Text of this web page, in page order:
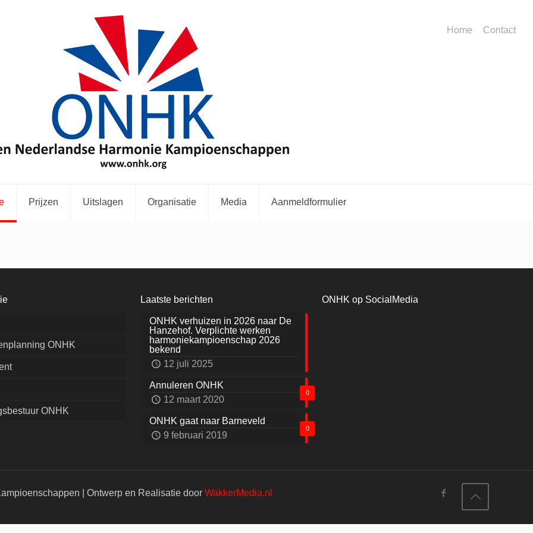
Prijzen Uitslagen Organisatie Media Aanmeldformulier
Home Contact
ONHK
ONHK
Laatste berichten
ONHK verhuizen in 2026 naar De
Hanzehof. Verplichte werken
harmoniekampioenschap 2026
bekend
12 juli 2025
0
Annuleren ONHK
12 maart 2020
0
ONHK gaat naar Barneveld
9 februari 2019
ONHK op SocialMedia
| Ontwerp en Realisatie door WakkerMedia.nl